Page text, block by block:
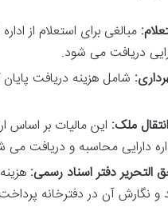
مبالغی برای استعلام از
دریافت می شود.
شامل هزینه دریافت
ملک: این مالیات بر اساس
دارایی محاسبه و دریافت می
دفتر اسناد رسمی:
و نگارش آن در دفترخانه